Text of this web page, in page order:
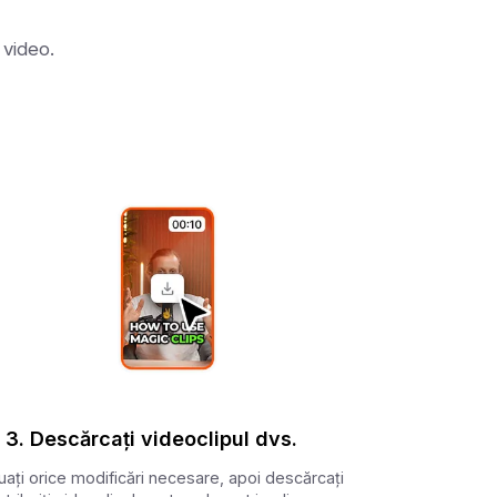
3. Descărcați videoclipul dvs.
orice modificări necesare, apoi descărcați